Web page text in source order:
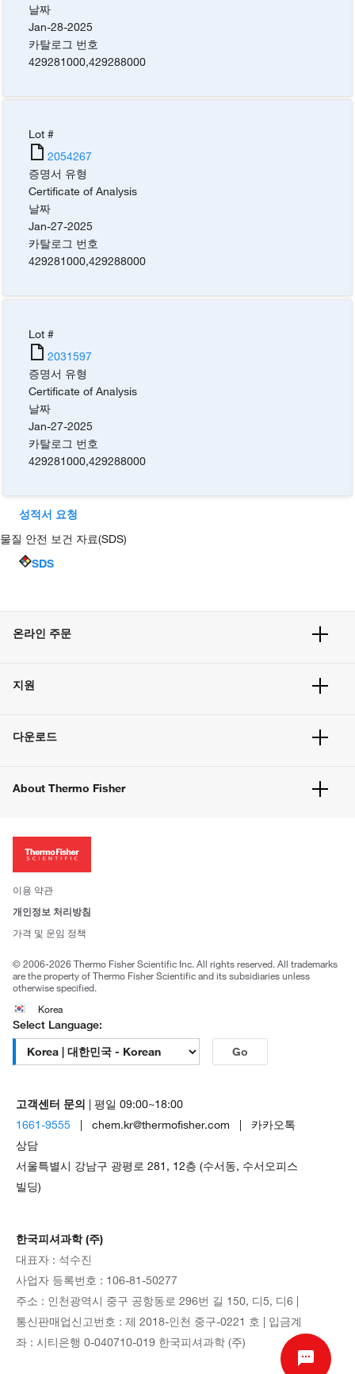
날짜
Jan-28-2025
카탈로그 번호
429281000,429288000
Lot #
2054267
증명서 유형
Certificate of Analysis
날짜
Jan-27-2025
카탈로그 번호
429281000,429288000
Lot #
2031597
증명서 유형
Certificate of Analysis
날짜
Jan-27-2025
카탈로그 번호
429281000,429288000
성적서 요청
물질 안전 보건 자료(SDS)
SDS
온라인 주문
주문 방법
벌크 주문
지원
고객 센터
웹사이트 개선사항
다운로드
About Thermo Fisher
투자자
사회적 책임
브랜드
이용 약관
개인정보 처리방침
가격 및 운임 정책
© 2006-2026 Thermo Fisher Scientific Inc. All rights reserved. All trademarks
are the property of Thermo Fisher Scientific and its subsidiaries unless
otherwise specified.
Korea
Select Language:
Go
고객센터 문의 | 평일 09:00~18:00
1661-9555 | chem.kr@thermofisher.com | 카카오톡
상담
서울특별시 강남구 광평로 281, 12층 (수서동, 수서오피스
빌딩)
한국피셔과학 (주)
대표자 : 석수진
사업자 등록번호 : 106-81-50277
주소 : 인천광역시 중구 공항동로 296번 길 150, 디5, 디6 |
통신판매업신고번호 : 제 2018-인천 중구-0221 호 | 입금계
좌 : 시티은행 0-040710-019 한국피셔과학 (주)